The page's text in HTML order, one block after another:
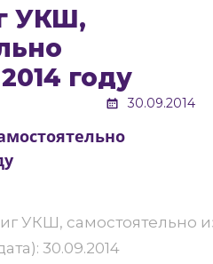
году
30.09.2014
УКШ, самостоятельно
30.09.2014